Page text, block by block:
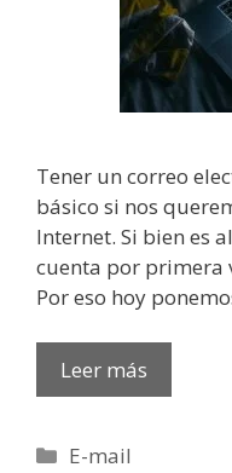
Tener un correo
básico si nos
Internet. Si bien es
cuenta por primera
Por eso hoy
Leer más
Categorías
E-mail